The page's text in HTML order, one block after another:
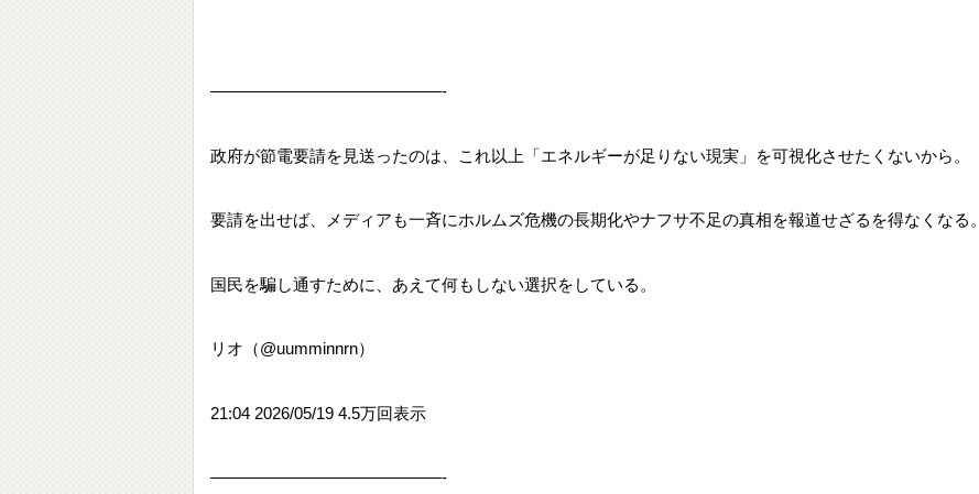
——————————————-
政府が節電要請を見送ったのは、これ以上「エネルギーが足りない現実」を可視化させたくないから。
要請を出せば、メディアも一斉にホルムズ危機の長期化やナフサ不足の真相を報道せざるを得なくなる。
国民を騙し通すために、あえて何もしない選択をしている。
リオ（@uumminnrn）
21:04 2026/05/19 4.5万回表示
——————————————-